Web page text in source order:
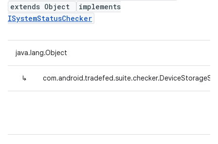
extends Object
implements
ISystemStatusChecker
java.lang.Object
↳